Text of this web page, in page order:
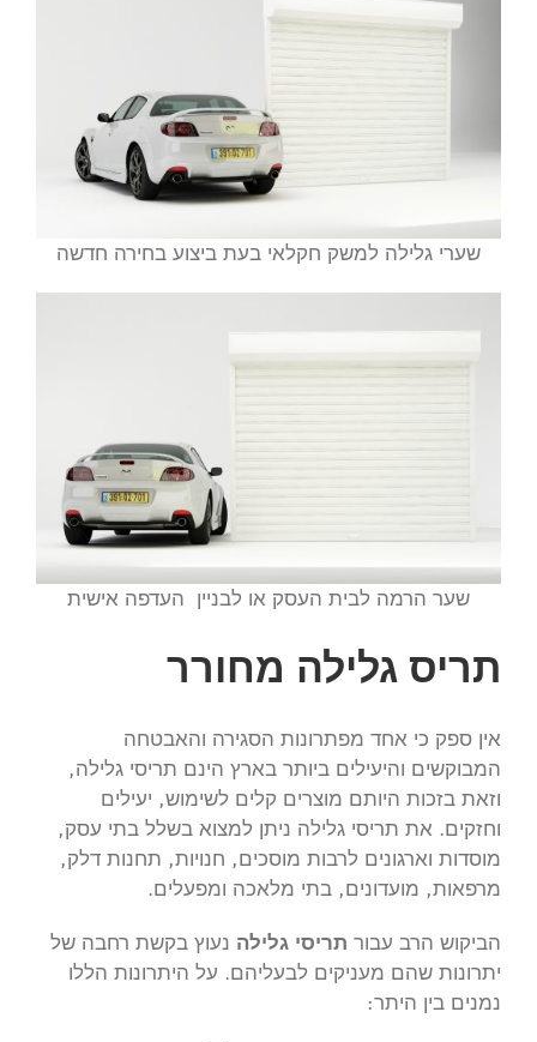
שערי גלילה למשק חקלאי בעת ביצוע בחירה חדשה
שער הרמה לבית העסק או לבניין העדפה אישית
תריס גלילה מחורר
אין ספק כי אחד מפתרונות הסגירה והאבטחה
המבוקשים והיעילים ביותר בארץ הינם תריסי גלילה,
וזאת בזכות היותם מוצרים קלים לשימוש, יעילים
וחזקים. את תריסי גלילה ניתן למצוא בשלל בתי עסק,
מוסדות וארגונים לרבות מוסכים, חנויות, תחנות דלק,
מרפאות, מועדונים, בתי מלאכה ומפעלים.
הביקוש הרב עבור תריסי גלילה נעוץ בקשת רחבה של
יתרונות שהם מעניקים לבעליהם. על היתרונות הללו
נמנים בין היתר: